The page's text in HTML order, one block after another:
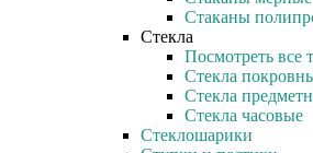
Стаканы
Стекла
Посмотреть все
Стекла
Стекла
Стекла часовые
Стеклошарики